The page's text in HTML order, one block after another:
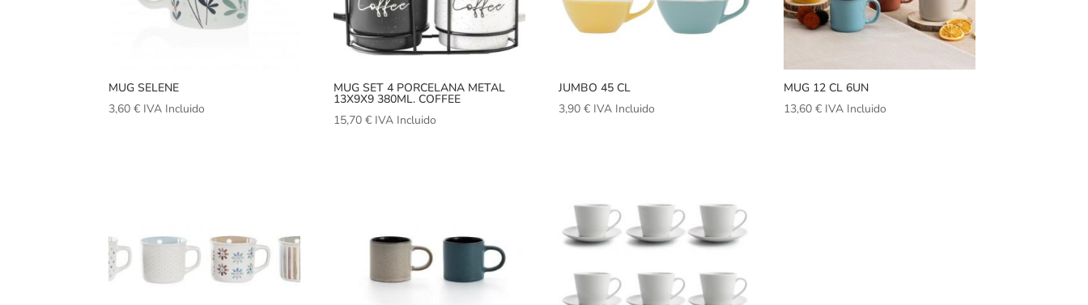
MUG SELENE
3,60€ IVA Incluido
MUG SET 4 PORCELANA METAL
13X9X9 380ML. COFFEE
15,70€ IVA Incluido
JUMBO 45 CL
3,90€ IVA Incluido
MUG 12 CL 6UN
13,60€ IVA Incluido